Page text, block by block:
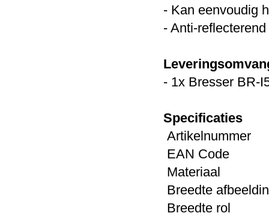
- Kan eenvoudig
- Anti-reflecterend
- 1x Bresser BR-
Specificaties
EAN
Breedte